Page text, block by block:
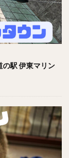
の駅 伊東マリン